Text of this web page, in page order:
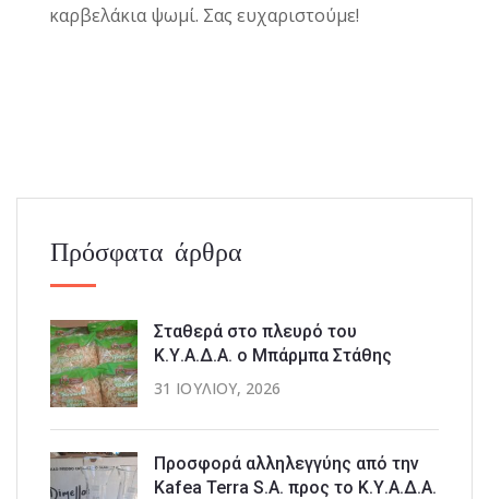
καρβελάκια ψωμί. Σας ευχαριστούμε!
Πρόσφατα άρθρα
Σταθερά στο πλευρό του
Κ.Υ.Α.Δ.Α. ο Μπάρμπα Στάθης
31 ΙΟΥΛΊΟΥ, 2026
Προσφορά αλληλεγγύης από την
Kafea Terra S.A. προς το Κ.Υ.Α.Δ.Α.